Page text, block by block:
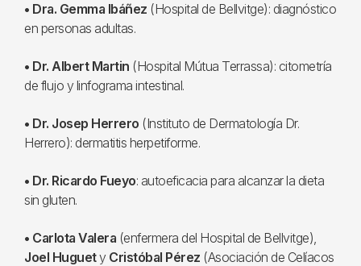
• Dra. Gemma Ibáñez (Hospital de Bellvitge): diagnóstico
en personas adultas.
• Dr. Albert Martin (Hospital Mútua Terrassa): citometría
de flujo y linfograma intestinal.
• Dr. Josep Herrero (Instituto de Dermatología Dr.
Herrero): dermatitis herpetiforme.
• Dr. Ricardo Fueyo: autoeficacia para alcanzar la dieta
sin gluten.
• Carlota Valera (enfermera del Hospital de Bellvitge),
Joel Huguety Cristóbal Pérez (Asociación de Celíacos